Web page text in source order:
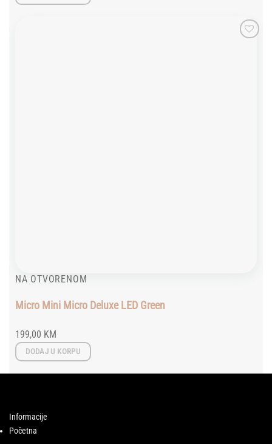
NA OTVORENOM
Micro Mini Micro Deluxe LED Green
199,00 KM
DODAJ U KORPU
Informacije
Početna